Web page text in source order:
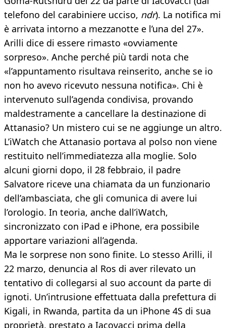
telefono del carabiniere ucciso, ndr). La notifica mi
è arrivata intorno a mezzanotte e l’una del 27».
Arilli dice di essere rimasto «ovviamente
sorpreso». Anche perché più tardi nota che
«l’appuntamento risultava reinserito, anche se io
non ho avevo ricevuto nessuna notifica». Chi è
intervenuto sull’agenda condivisa, provando
maldestramente a cancellare la destinazione di
Attanasio? Un mistero cui se ne aggiunge un altro.
L’iWatch che Attanasio portava al polso non viene
restituito nell’immediatezza alla moglie. Solo
alcuni giorni dopo, il 28 febbraio, il padre
Salvatore riceve una chiamata da un funzionario
dell’ambasciata, che gli comunica di avere lui
l’orologio. In teoria, anche dall’iWatch,
sincronizzato con iPad e iPhone, era possibile
apportare variazioni all’agenda.
Ma le sorprese non sono finite. Lo stesso Arilli, il
22 marzo, denuncia al Ros di aver rilevato un
tentativo di collegarsi al suo account da parte di
ignoti. Un’intrusione effettuata dalla prefettura di
Kigali, in Rwanda, partita da un iPhone 4S di sua
proprietà, prestato a Iacovacci prima della